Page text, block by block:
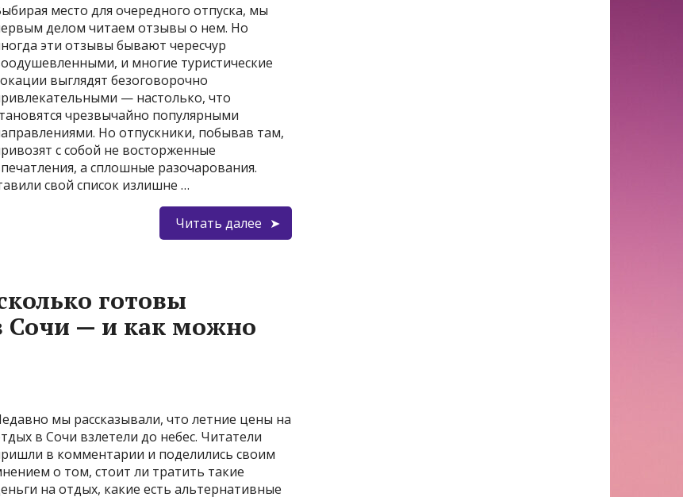
место для очередного отпуска, мы
делом читаем отзывы о нем. Но
эти отзывы бывают чересчур
и многие туристические
выглядят безоговорочно
— настолько, что
чрезвычайно популярными
Но отпускники, побывав там,
с собой не восторженные
а сплошные разочарования.
свой список излишне …
Читать далее
готовы
Сочи — и как можно
мы рассказывали, что летние цены на
в Сочи взлетели до небес. Читатели
в комментарии и поделились своим
о том, стоит ли тратить такие
на отдых, какие есть альтернативные